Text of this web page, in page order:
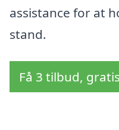
assistance for at
stand.
Få 3 tilbud,